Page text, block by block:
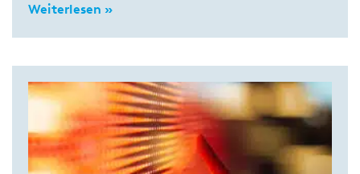
Weiterlesen »